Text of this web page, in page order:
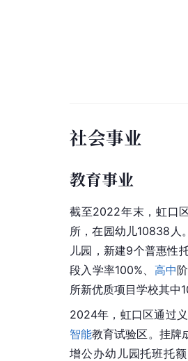
社会事业
教育事业
截至2022年末，虹口
所，在园幼儿10838人
儿园，新建9个普惠性
段入学率100%、 高中
所新优质项目学校其中
2024年，虹口区通过
智能教育试验区。挂牌
增公办幼儿园托班托